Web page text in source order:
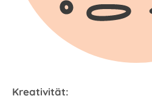
Kreativität: